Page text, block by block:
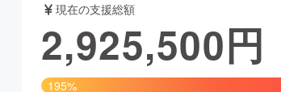
パフォーマンス
飲食店 ファッション
現在の支援総額
2,925,500円
195%